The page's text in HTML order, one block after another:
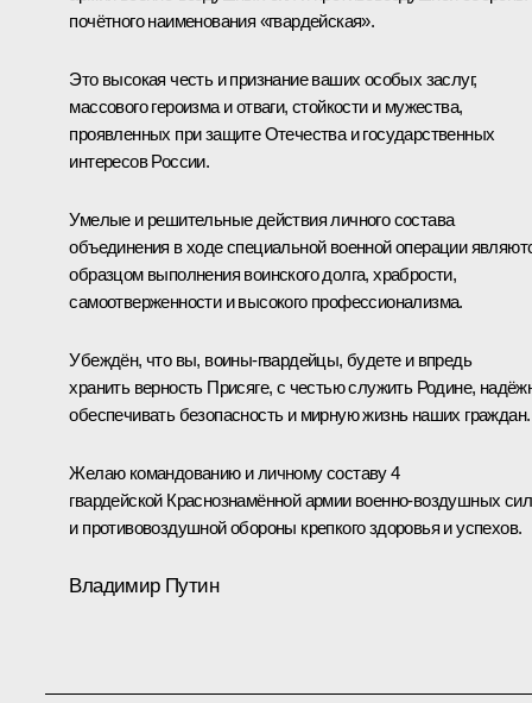
почётного наименования «гвардейская».
Это высокая честь и признание ваших особых заслуг,
массового героизма и отваги, стойкости и мужества,
проявленных при защите Отечества и государственных
интересов России.
Умелые и решительные действия личного состава
объединения в ходе специальной военной операции
образцом выполнения воинского долга, храбрости,
самоотверженности и высокого профессионализма.
Убеждён, что вы, воины-гвардейцы, будете и впредь
хранить верность Присяге, с честью служить Родине,
обеспечивать безопасность и мирную жизнь наших
Желаю командованию и личному составу 4
гвардейской Краснознамённой армии военно-воздушных сил
и противовоздушной обороны крепкого здоровья и успехов.
Владимир Путин